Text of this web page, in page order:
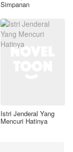
Simpanan
Istri Jenderal Yang
Mencuri Hatinya